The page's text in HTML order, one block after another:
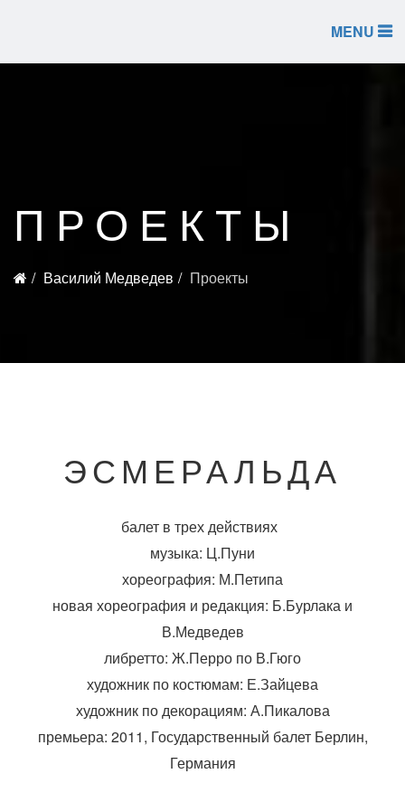
MENU
ПРОЕКТЫ
Василий Медведев Проекты
ЭСМЕРАЛЬДА
балет в трех действиях
музыка: Ц.Пуни
хореография: М.Петипа
новая хореография и редакция: Б.Бурлака и
В.Медведев
либретто: Ж.Перро по В.Гюго
художник по костюмам: Е.Зайцева
художник по декорациям: А.Пикалова
премьера: 2011, Государственный балет Берлин,
Германия